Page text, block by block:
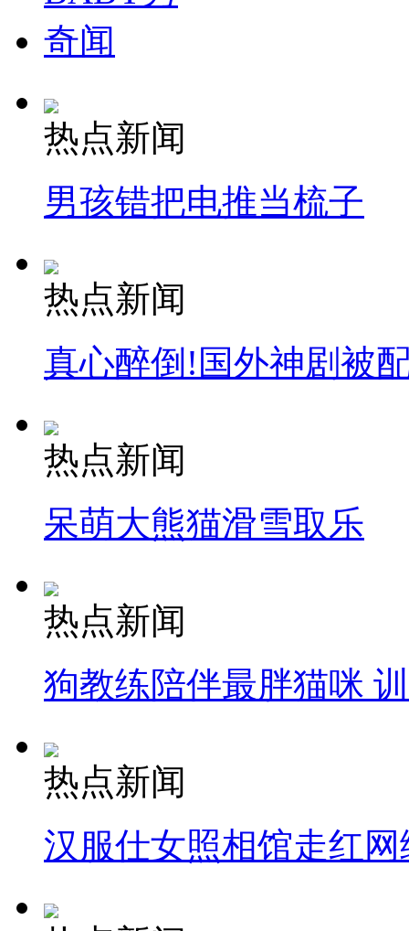
奇闻
热点新闻
男孩错把电推当梳子
热点新闻
真心醉倒!国外神剧被
热点新闻
呆萌大熊猫滑雪取乐
热点新闻
狗教练陪伴最胖猫咪
热点新闻
汉服仕女照相馆走红网